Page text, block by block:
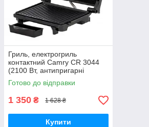
Гриль, електрогриль
контактний Camry CR 3044
(2100 Вт, антипригарні
пластини, горизонтальне
зберігання)
Готово до відправки
1 350 ₴ 1 628 ₴
Купити